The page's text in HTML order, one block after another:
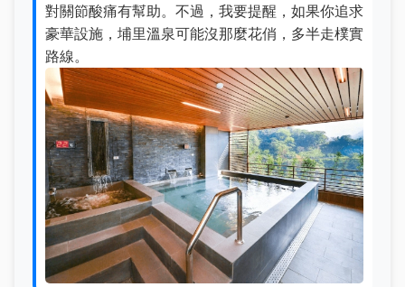
對關節酸痛有幫助。不過，我要提醒，如果你追求
豪華設施，埔里溫泉可能沒那麼花俏，多半走樸實
路線。